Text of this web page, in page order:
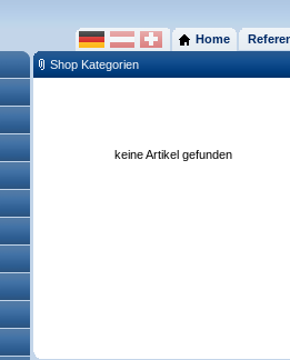
Home
Shop Kategorien
keine Artikel gefunden